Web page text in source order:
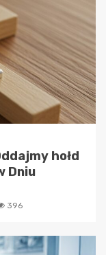
hołd
Dniu
396